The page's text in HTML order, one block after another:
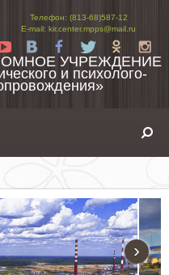
Телефон: (813-68)587-12
E-mail: kir.center.mpps@mail.ru
Yt
Tw
УЧРЕЖДЕНИЕ
и психолого-
›